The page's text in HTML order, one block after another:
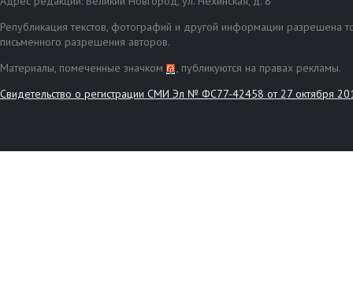
Републикация текстов, фотографий и другой информации разрешена
письменного разрешения авторов.
Материалы, помеченные значком
, публикуются на правах рекламы.
Свидетельство о регистрации СМИ Эл № ФС77-42458 от 27 октября